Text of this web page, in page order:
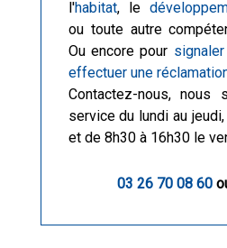
l'habitat, le
ou toute autre
Ou encore pour
effectuer une
Contactez-nous, nous
service du lundi au
et de 8h30 à 16h30 le
03 26 70 08 60